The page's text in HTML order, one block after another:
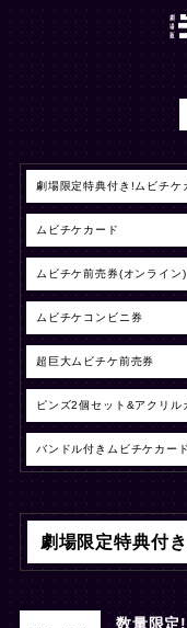
チ
ェ
ソ
ー
マ
ン
i
c
劇場限定特典付き!ムビチケ
ムビチケカード
ムビチケ前売券(オンライン)
ムビチケコンビニ券
超巨大ムビチケ前売券
ピンズ2個セット&アクリル
バンドル付きムビチケカー
劇場限定特典付
数量限定